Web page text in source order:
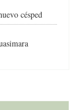
césped